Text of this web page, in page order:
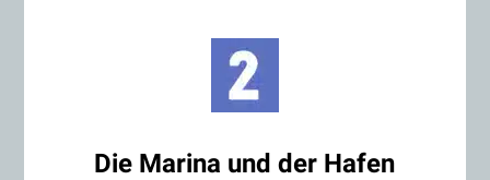
Die Marina und der Hafen